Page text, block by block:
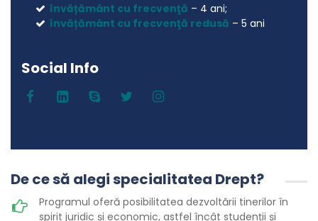
învățământ cu frecvenţă – 4 ani;
învățământ cu frecvenţă redusă – 5 ani
Social Info
De ce să alegi specialitatea Drept?
Programul oferă posibilitatea dezvoltării tinerilor în
spirit juridic și economic, astfel încât studenții și